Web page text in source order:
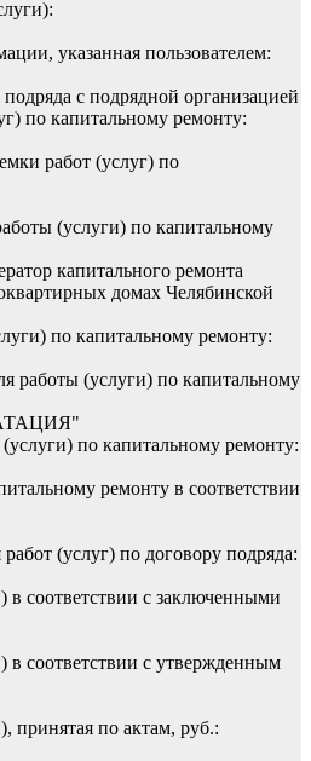
указанная пользователем:
с подрядной организацией
по капитальному ремонту:
работ (услуг) по
(услуги) по капитальному
капитального ремонта
домах Челябинской
по капитальному ремонту:
работы (услуги) по капитальному
по капитальному ремонту:
ремонту в соответствии
(услуг) по договору подряда:
в соответствии с заключенными
в соответствии с утвержденным
принятая по актам, руб.: